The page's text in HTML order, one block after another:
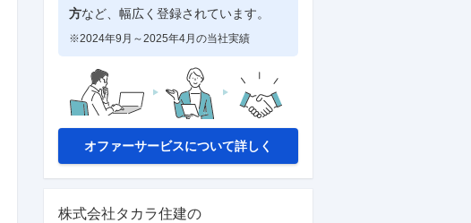
方など、幅広く登録されています。
※2024年9月～2025年4月の当社実績
オファーサービスについて詳しく
株式会社タカラ住建の